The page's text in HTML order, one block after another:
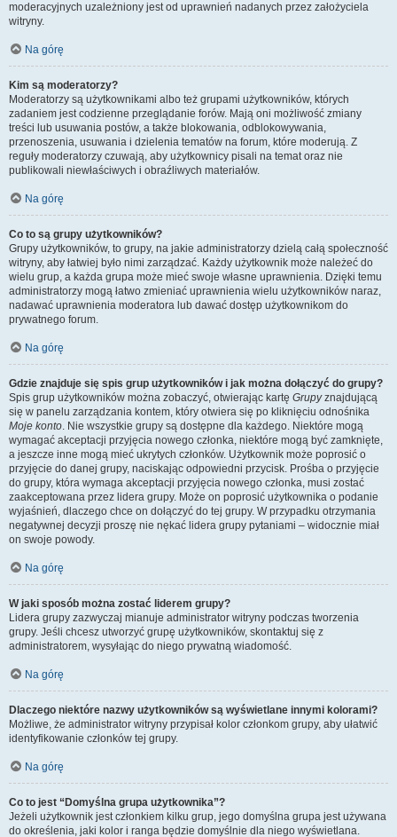
moderacyjnych uzależniony jest od uprawnień nadanych przez założyciela
witryny.
Na górę
Kim są moderatorzy?
Moderatorzy są użytkownikami albo też grupami użytkowników, których
zadaniem jest codzienne przeglądanie forów. Mają oni możliwość zmiany
treści lub usuwania postów, a także blokowania, odblokowywania,
przenoszenia, usuwania i dzielenia tematów na forum, które moderują. Z
reguły moderatorzy czuwają, aby użytkownicy pisali na temat oraz nie
publikowali niewłaściwych i obraźliwych materiałów.
Na górę
Co to są grupy użytkowników?
Grupy użytkowników, to grupy, na jakie administratorzy dzielą całą społeczność
witryny, aby łatwiej było nimi zarządzać. Każdy użytkownik może należeć do
wielu grup, a każda grupa może mieć swoje własne uprawnienia. Dzięki temu
administratorzy mogą łatwo zmieniać uprawnienia wielu użytkowników naraz,
nadawać uprawnienia moderatora lub dawać dostęp użytkownikom do
prywatnego forum.
Na górę
Gdzie znajduje się spis grup użytkowników i jak można dołączyć do grupy?
Spis grup użytkowników można zobaczyć, otwierając kartę Grupyznajdującą
się w panelu zarządzania kontem, który otwiera się po kliknięciu odnośnika
Moje konto. Nie wszystkie grupy są dostępne dla każdego. Niektóre mogą
wymagać akceptacji przyjęcia nowego członka, niektóre mogą być zamknięte,
a jeszcze inne mogą mieć ukrytych członków. Użytkownik może poprosić o
przyjęcie do danej grupy, naciskając odpowiedni przycisk. Prośba o przyjęcie
do grupy, która wymaga akceptacji przyjęcia nowego członka, musi zostać
zaakceptowana przez lidera grupy. Może on poprosić użytkownika o podanie
wyjaśnień, dlaczego chce on dołączyć do tej grupy. W przypadku otrzymania
negatywnej decyzji proszę nie nękać lidera grupy pytaniami – widocznie miał
on swoje powody.
Na górę
W jaki sposób można zostać liderem grupy?
Lidera grupy zazwyczaj mianuje administrator witryny podczas tworzenia
grupy. Jeśli chcesz utworzyć grupę użytkowników, skontaktuj się z
administratorem, wysyłając do niego prywatną wiadomość.
Na górę
Dlaczego niektóre nazwy użytkowników są wyświetlane innymi kolorami?
Możliwe, że administrator witryny przypisał kolor członkom grupy, aby ułatwić
identyfikowanie członków tej grupy.
Na górę
Co to jest “Domyślna grupa użytkownika”?
Jeżeli użytkownik jest członkiem kilku grup, jego domyślna grupa jest używana
do określenia, jaki kolor i ranga będzie domyślnie dla niego wyświetlana.